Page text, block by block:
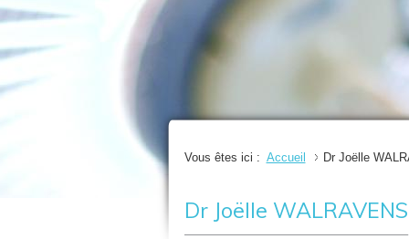
Vous êtes ici : Accueil Dr Joëlle
Dr Joëlle WALRAVENS